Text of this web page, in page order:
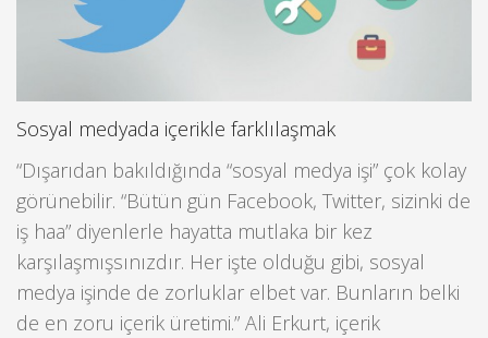
Sosyal medyada içerikle farklılaşmak
“Dışarıdan bakıldığında “sosyal medya işi” çok kolay
görünebilir. “Bütün gün Facebook, Twitter, sizinki de
iş haa” diyenlerle hayatta mutlaka bir kez
karşılaşmışsınızdır. Her işte olduğu gibi, sosyal
medya işinde de zorluklar elbet var. Bunların belki
de en zoru içerik üretimi.” Ali Erkurt, içerik